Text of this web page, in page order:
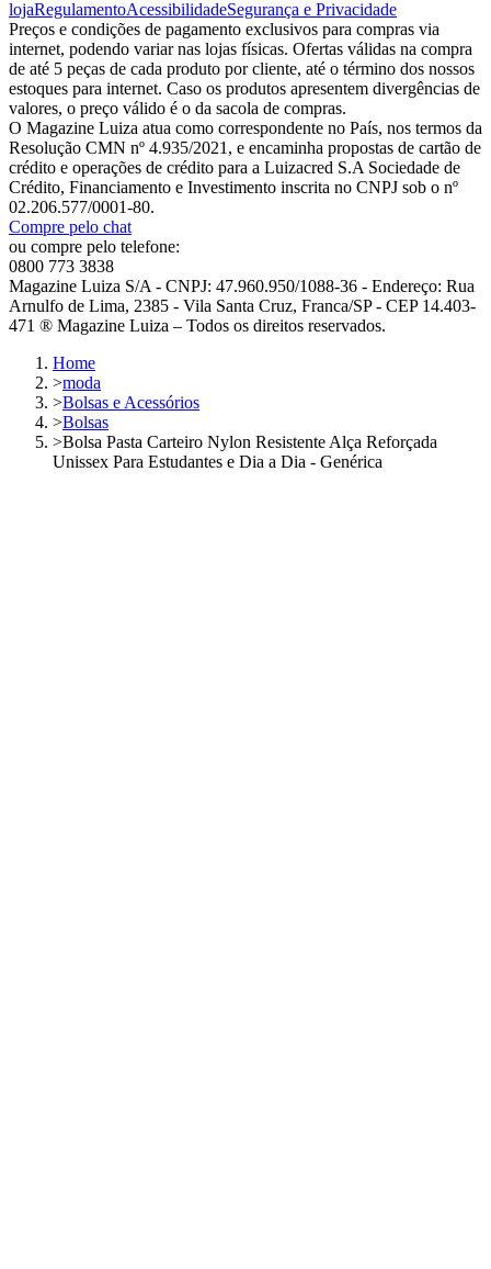
lojaRegulamentoAcessibilidadeSegurança e Privacidade
Preços e condições de pagamento exclusivos para compras via
internet, podendo variar nas lojas físicas. Ofertas válidas na compra
de até 5 peças de cada produto por cliente, até o término dos nossos
estoques para internet. Caso os produtos apresentem divergências de
valores, o preço válido é o da sacola de compras.
O Magazine Luiza atua como correspondente no País, nos termos da
Resolução CMN nº 4.935/2021, e encaminha propostas de cartão de
crédito e operações de crédito para a Luizacred S.A Sociedade de
Crédito, Financiamento e Investimento inscrita no CNPJ sob o nº
02.206.577/0001-80.
Compre pelo chat
ou compre pelo telefone:
0800 773 3838
Magazine Luiza S/A - CNPJ: 47.960.950/1088-36 - Endereço: Rua
Arnulfo de Lima, 2385 - Vila Santa Cruz, Franca/SP - CEP 14.403-
471 ® Magazine Luiza – Todos os direitos reservados.
Home
>moda
>Bolsas e Acessórios
>Bolsas
>Bolsa Pasta Carteiro Nylon Resistente Alça Reforçada
Unissex Para Estudantes e Dia a Dia - Genérica